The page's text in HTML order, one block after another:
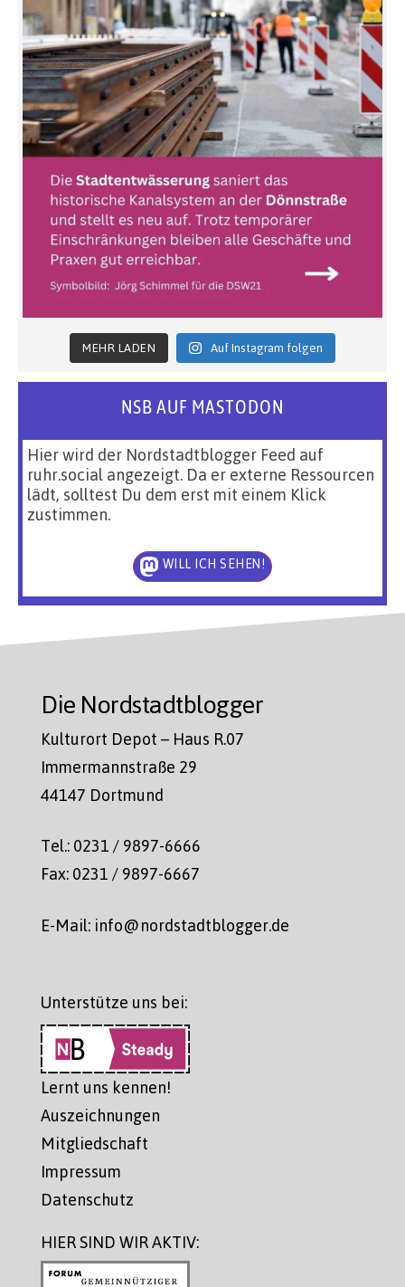
MEHR LADEN Auf Instagram folgen
NSB AUF MASTODON
Hier wird der Nordstadtblogger Feed auf
ruhr.social angezeigt. Da er externe Ressourcen
lädt, solltest Du dem erst mit einem Klick
zustimmen.
WILL ICH SEHEN!
Die Nordstadtblogger
Kulturort Depot – Haus R.07
Immermannstraße 29
44147 Dortmund
Tel.: 0231 / 9897-6666
Fax: 0231 / 9897-6667
E-Mail: info@nordstadtblogger.de
Unterstütze uns bei:
Lernt uns kennen!
Auszeichnungen
Mitgliedschaft
Impressum
Datenschutz
HIER SIND WIR AKTIV: